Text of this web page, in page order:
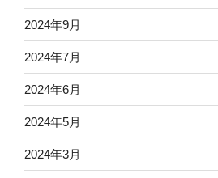
2024年9月
2024年7月
2024年6月
2024年5月
2024年3月